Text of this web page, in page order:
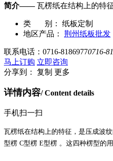
简介——瓦楞纸在结构上的特
类 别：
纸板定制
地区产品：
荆州纸板批发
联系电话： 0716-81869770716-
马上订购 立即咨询
分享到：
复制 更多
详情内容/ Content details
手机扫一扫
瓦楞纸在结构上的特征，是压成波
型楞 C型楞 E型楞 。 这四种楞型的